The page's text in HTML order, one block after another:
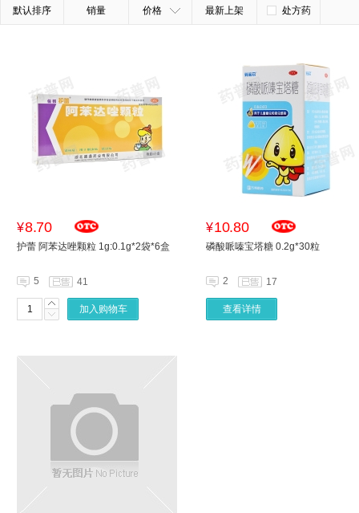
默认排序 销量 价格 最新上架 处方药
¥8.70
护蕾 阿苯达唑颗粒 1g:0.1g*2袋*6盒
5 41
加入购物车
¥10.80
磷酸哌嗪宝塔糖 0.2g*30粒
2 17
查看详情